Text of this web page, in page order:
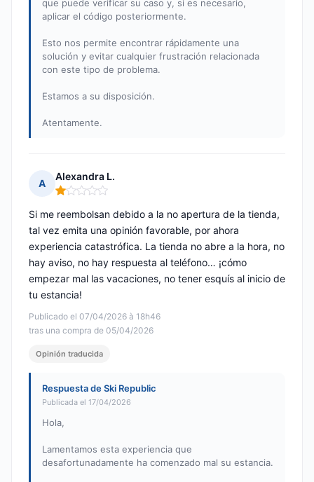
que puede verificar su caso y, si es necesario,
aplicar el código posteriormente.
Esto nos permite encontrar rápidamente una
solución y evitar cualquier frustración relacionada
con este tipo de problema.
Estamos a su disposición.
Atentamente.
A
Alexandra L.
Nota: 1 de 5
Publicado el 07/04/2026 à 18h46
tras una compra de 05/04/2026
Si me reembolsan debido a la no apertura de la tienda,
tal vez emita una opinión favorable, por ahora
experiencia catastrófica. La tienda no abre a la hora, no
hay aviso, no hay respuesta al teléfono… ¡cómo
empezar mal las vacaciones, no tener esquís al inicio de
tu estancia!
Opinión traducida
Respuesta de Ski Republic
Publicada el 17/04/2026
Hola,
Lamentamos esta experiencia que
desafortunadamente ha comenzado mal su estancia.